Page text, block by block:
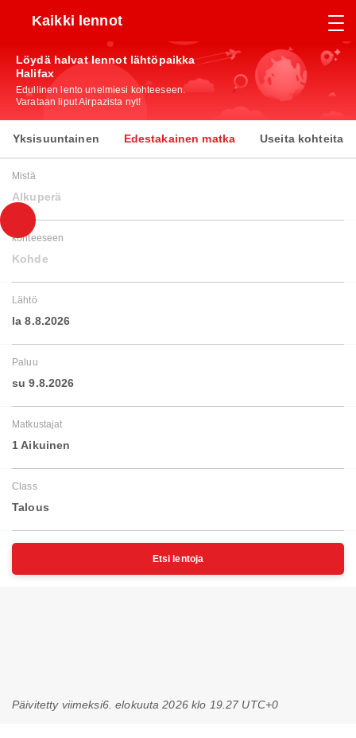
Kaikki lennot
Löydä halvat lennot lähtöpaikka
Halifax
Edullinen lento unelmiesi kohteeseen.
Varataan liput Airpazista nyt!
Yksisuuntainen Edestakainen matka Useita kohteita
Mistä
Alkuperä
kohteeseen
Kohde
Lähtö
la 8.8.2026
Paluu
su 9.8.2026
Matkustajat
1 Aikuinen
Class
Talous
Etsi lentoja
Päivitetty viimeksi6. elokuuta 2026 klo 19.27 UTC+0